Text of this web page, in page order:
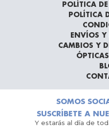
POLÍTICA
POLÍTICA
ENVÍOS Y
CAMBIOS Y
SOMOS
SUSCRÍBETE A
Y estarás al día de